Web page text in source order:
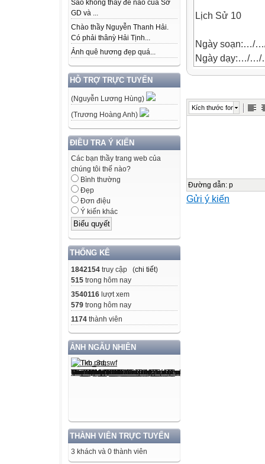
Sao không thấy đề nào của Sở
GD và ...
Chào thầy Nguyễn Thanh Hải.
Có phải thânỳ Hải Tịnh...
Ảnh quê hương đẹp quá...
HỖ TRỢ TRỰC TUYẾN
(Nguyễn Lương Hùng)
(Trương Hoàng Anh)
ĐIỀU TRA Ý KIẾN
Các bạn thầy trang web của
chúng tôi thế nào?
Bình thường
Đẹp
Đơn điệu
Ý kiến khác
THỐNG KÊ
1842154 truy cập (chi tiết)
515 trong hôm nay
3540116 lượt xem
579 trong hôm nay
1174 thành viên
ẢNH NGẪU NHIÊN
THÀNH VIÊN TRỰC TUYẾN
3 khách và 0 thành viên
Lịch Sử 10
Ngày soạn:…/
Ngày dạy:…/
(3 tiết)
I. MỤC TIÊU
học.
- Trình bày
Kích thước font
Đường dẫn: p
Gửi ý kiến